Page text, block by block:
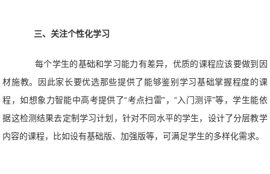
三、关注个性化学习
每个学生的基础和学习能力有差异，优质的课程应该要做到因
材施教。因此家长要优选那些提供了能够鉴别学习基础掌握程度的课
程，如想象力智能中高考提供了“考点扫雷”，“入门测评”等，学生能依
据这检测结果去定制学习计划，针对不同水平的学生，设计了分层教学
内容的课程，比如设有基础版、加强版等，可满足学生的多样化需求。